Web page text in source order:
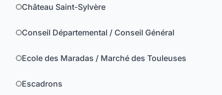
Château Saint-Sylvère
Conseil Départemental / Conseil Général
Ecole des Maradas / Marché des Touleuses
Escadrons